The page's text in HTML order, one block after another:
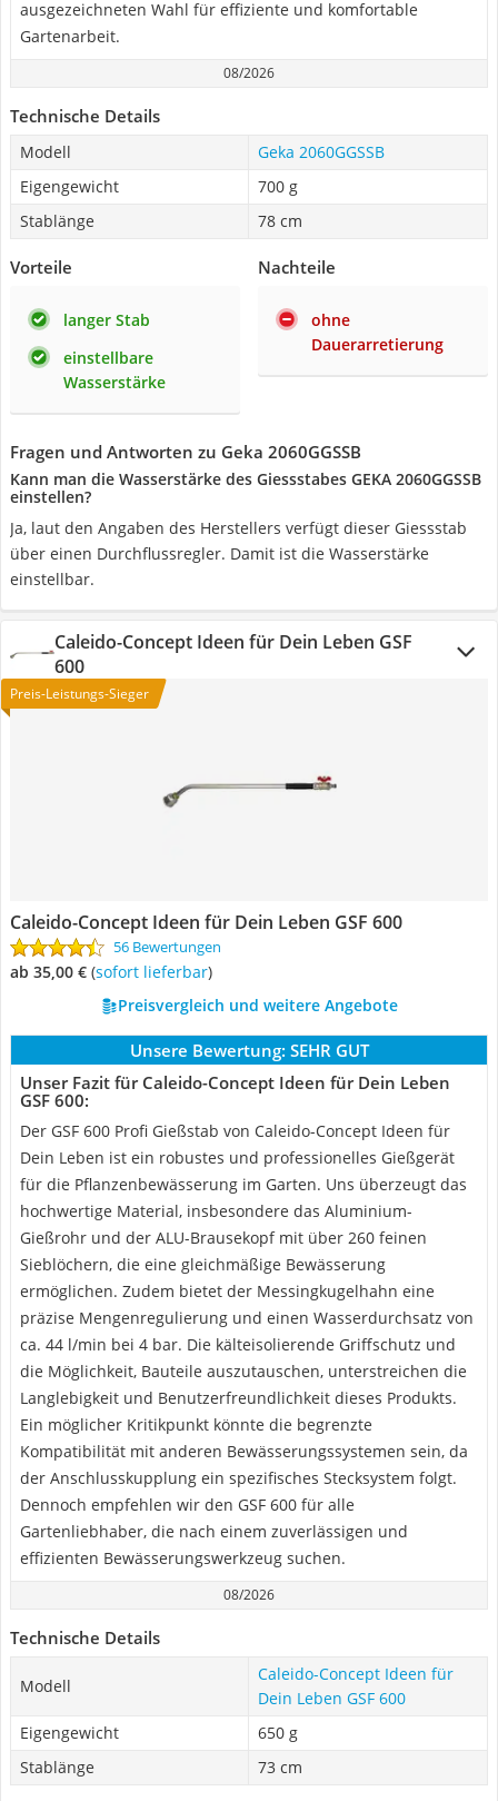
ausgezeichneten Wahl für effiziente und komfortable
Gartenarbeit.
08/2026
Technische Details
Modell
Geka 2060GGSSB
Eigengewicht
700 g
Stablänge
78 cm
Vorteile
langer Stab
einstellbare
Wasserstärke
Nachteile
ohne
Dauerarretierung
Fragen und Antworten zu Geka 2060GGSSB
Kann man die Wasserstärke des Giessstabes GEKA 2060GGSSB
einstellen?
Ja, laut den Angaben des Herstellers verfügt dieser Giessstab
über einen Durchflussregler. Damit ist die Wasserstärke
einstellbar.
Caleido-Concept Ideen für Dein Leben GSF
600
Preis-Leistungs-Sieger
Caleido-Concept Ideen für Dein Leben GSF 600
56 Bewertungen
ab 35,00 € ( Sofort lieferbar)
Preisvergleich und weitere Angebote
Unsere Bewertung: SEHR GUT
Unser Fazit für Caleido-Concept Ideen für Dein Leben
GSF 600:
Der GSF 600 Profi Gießstab von Caleido-Concept Ideen für
Dein Leben ist ein robustes und professionelles Gießgerät
für die Pflanzenbewässerung im Garten. Uns überzeugt das
hochwertige Material, insbesondere das Aluminium-
Gießrohr und der ALU-Brausekopf mit über 260 feinen
Sieblöchern, die eine gleichmäßige Bewässerung
ermöglichen. Zudem bietet der Messingkugelhahn eine
präzise Mengenregulierung und einen Wasserdurchsatz von
ca. 44 l/min bei 4 bar. Die kälteisolierende Griffschutz und
die Möglichkeit, Bauteile auszutauschen, unterstreichen die
Langlebigkeit und Benutzerfreundlichkeit dieses Produkts.
Ein möglicher Kritikpunkt könnte die begrenzte
Kompatibilität mit anderen Bewässerungssystemen sein, da
der Anschlusskupplung ein spezifisches Stecksystem folgt.
Dennoch empfehlen wir den GSF 600 für alle
Gartenliebhaber, die nach einem zuverlässigen und
effizienten Bewässerungswerkzeug suchen.
08/2026
Technische Details
Modell
Caleido-Concept Ideen für
Dein Leben GSF 600
Eigengewicht
650 g
Stablänge
73 cm